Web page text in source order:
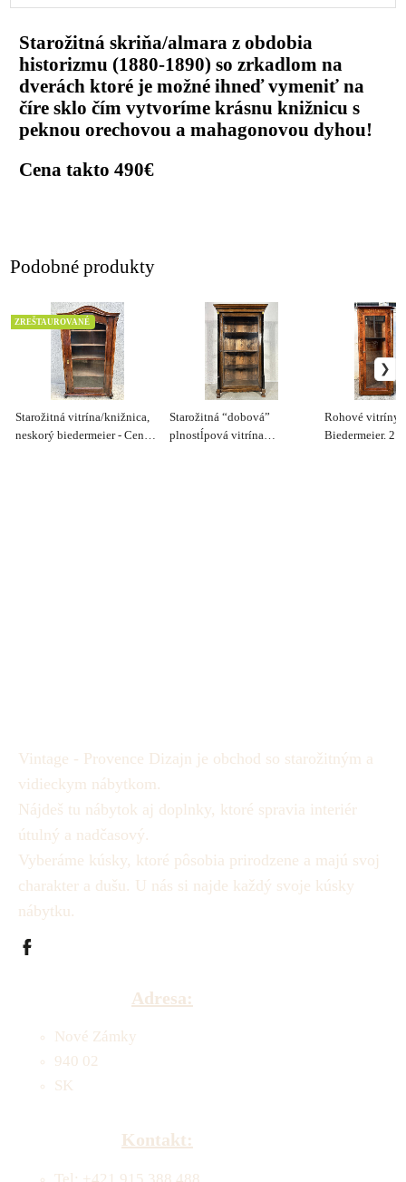
Starožitná skriňa/almara z obdobia
historizmu (1880-1890) so zrkadlom na
dverách ktoré je možné ihneď vymeniť na
číre sklo čím vytvoríme krásnu knižnicu s
peknou orechovou a mahagonovou dyhou!
Cena takto 490€
Podobné produkty
Starožitná vitrína/knižnica,
neskorý biedermeier - Cena
ZREŠTAUROVANÉ
Starožitná “dobová”
plnostĺpová vitrína
Rohové vitríny/
Biedermeier. 2
Vintage - Provence Dizajn je obchod so starožitným a
vidieckym nábytkom.
Nájdeš tu nábytok aj doplnky, ktoré spravia interiér
útulný a nadčasový.
Vyberáme kúsky, ktoré pôsobia prirodzene a majú svoj
charakter a dušu. U nás si najde každý svoje kúsky
nábytku.
Adresa:
Nové Zámky
940 02
SK
Kontakt: